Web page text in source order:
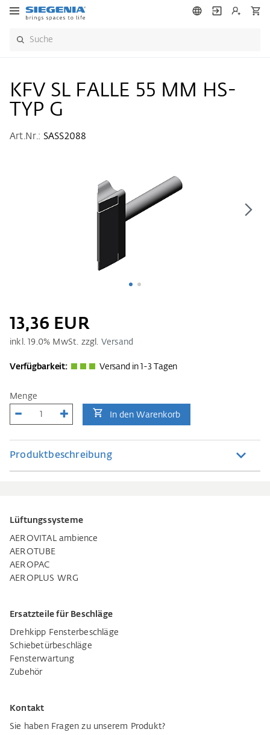
KFV SL FALLE 55 MM HS-
TYP G
Art.Nr.: SASS2088
13,36 EUR
inkl. 19.0% MwSt. zzgl. Versand
Verfügbarkeit: Versand in 1-3 Tagen
Menge
In den Warenkorb
Produktbeschreibung
Lüftungssysteme
AEROVITAL ambience
AEROTUBE
AEROPAC
AEROPLUS WRG
Ersatzteile für Beschläge
Drehkipp Fensterbeschläge
Schiebetürbeschläge
Fensterwartung
Zubehör
Kontakt
Sie haben Fragen zu unserem Produkt?